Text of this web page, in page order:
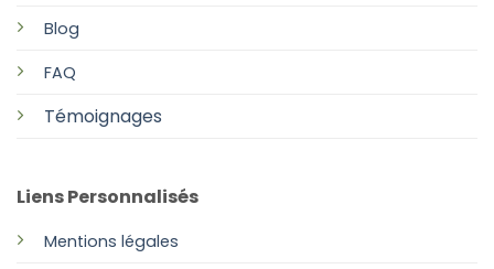
Blog
FAQ
Témoignages
Liens Personnalisés
Mentions légales